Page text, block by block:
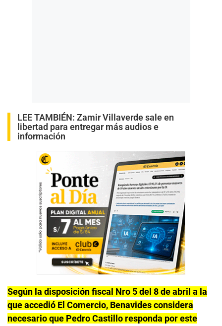
LEE TAMBIÉN: Zamir Villaverde sale en
libertad para entregar más audios e
información
Según la disposición fiscal Nro 5 del 8 de abril a la
que accedió El Comercio, Benavides considera
necesario que Pedro Castillo responda por este